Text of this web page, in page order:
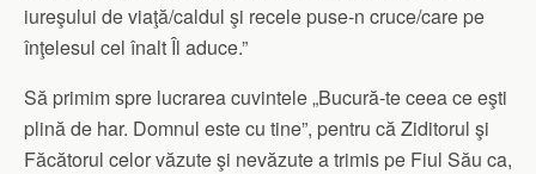
iureşului de viaţă/caldul şi recele puse-n cruce/care pe
înţelesul cel înalt Îl aduce.”
Să primim spre lucrarea cuvintele „Bucură-te ceea ce eşti
plină de har. Domnul este cu tine”, pentru că Ziditorul şi
Făcătorul celor văzute şi nevăzute a trimis pe Fiul Său ca,